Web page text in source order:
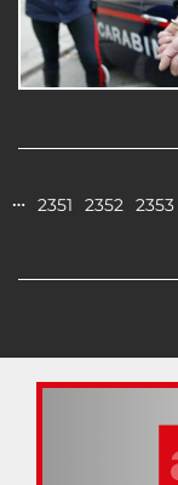
… 2351 2352 2353